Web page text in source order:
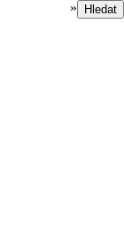
» Hledat